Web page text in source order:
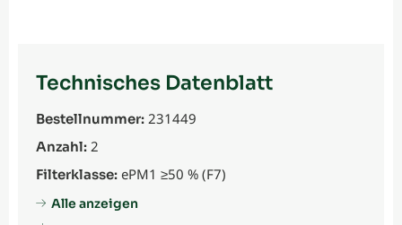
Technisches Datenblatt
Bestellnummer: 231449
Anzahl: 2
Filterklasse: ePM1 ≥50 % (F7)
Alle anzeigen